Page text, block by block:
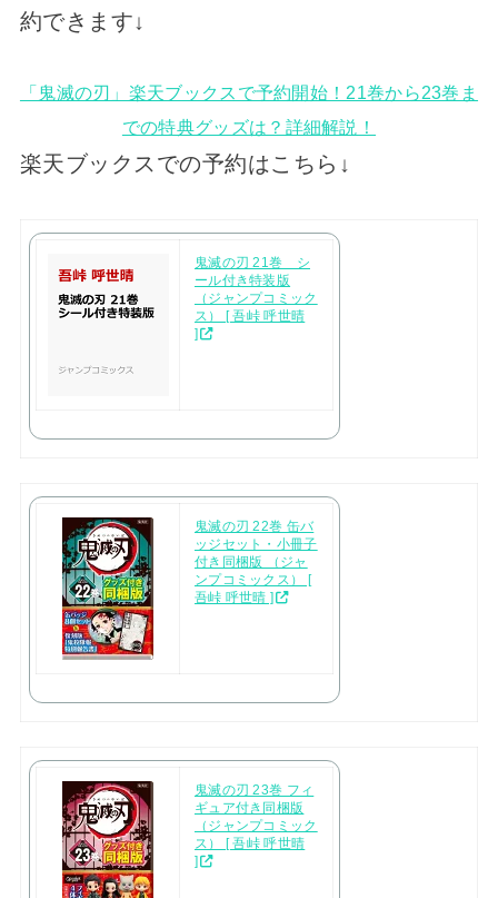
約できます↓
「鬼滅の刃」楽天ブックスで予約開始！21巻から23巻ま
での特典グッズは？詳細解説！
楽天ブックスでの予約はこちら↓
鬼滅の刃 21巻 シ
ール付き特装版
（ジャンプコミック
ス） [ 吾峠 呼世晴
]
鬼滅の刃 22巻 缶バ
ッジセット・小冊子
付き同梱版 （ジャ
ンプコミックス） [
吾峠 呼世晴 ]
鬼滅の刃 23巻 フィ
ギュア付き同梱版
（ジャンプコミック
ス） [ 吾峠 呼世晴
]